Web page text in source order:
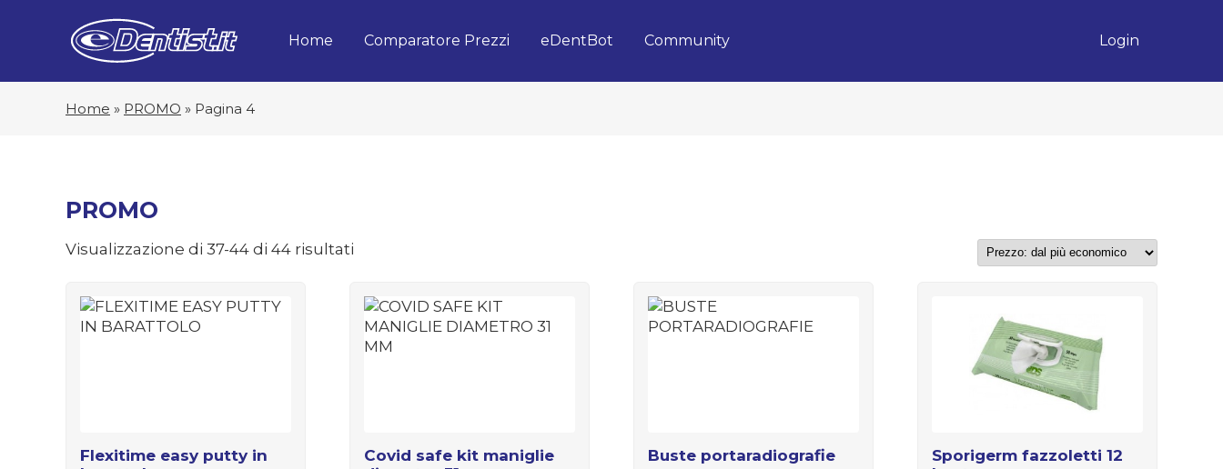
Home Comparatore Prezzi eDentBot Community Login
Home » PROMO » Pagina 4
PROMO
Visualizzazione di 37-44 di 44 risultati
economico
flexitime easy putty in
covid safe kit maniglie
buste portaradiografie
sporigerm fazzoletti 12